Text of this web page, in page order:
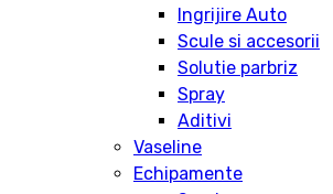
Ingrijire Auto
Scule si accesorii
Solutie parbriz
Spray
Aditivi
Vaseline
Echipamente